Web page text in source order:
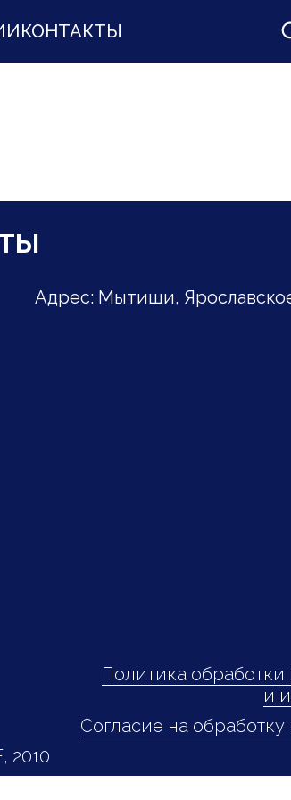
КОНТАКТЫ
Адрес: Мытищи,
2010
Согласие на
Политика
и